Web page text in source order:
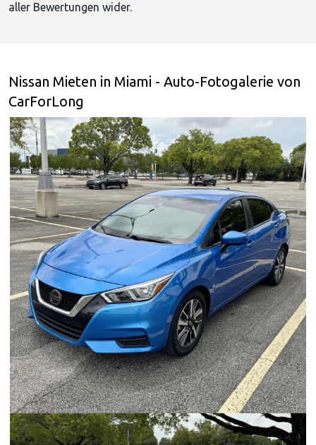
aller Bewertungen wider.
Nissan Mieten in Miami - Auto-Fotogalerie von
CarForLong